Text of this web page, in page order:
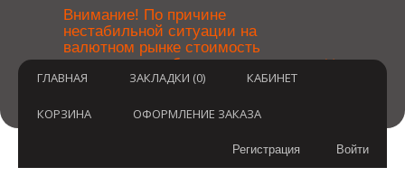
Внимание! По причине
нестабильной ситуации на
валютном рынке стоимость
товаров может быть уточнена
после оформления заказа.
неудобства.
×
ГЛАВНАЯ ЗАКЛАДКИ (0) КАБИНЕТ
КОРЗИНА ОФОРМЛЕНИЕ ЗАКАЗА
Войти
Регистрация